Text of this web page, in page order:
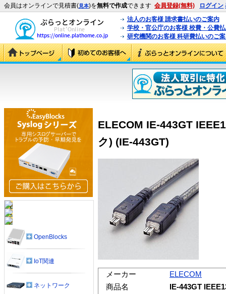
会員はオンラインで見積書(見本)を無料で作成できます 会員登録(無料) ログイン
法人のお客様 請求書払いのご案内
学校・官公庁のお客様 校費・公費
研究機関のお客様 科研費払いのご
ELECOM IE-443GT
ク) (IE-443GT)
メーカー
ELECOM
商品名
IE-443GT
OpenBlocks
IoT関連
ネットワーク